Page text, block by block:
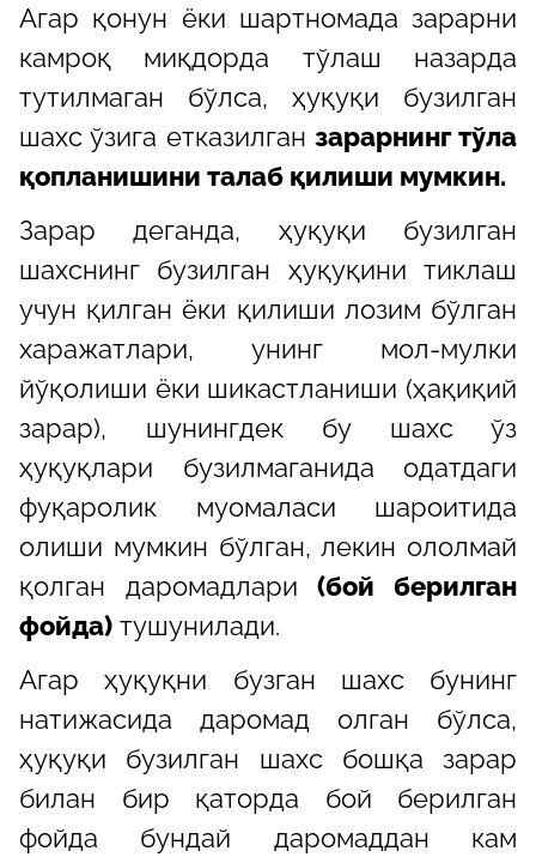
Агар қонун ёки шартномада зарарни
камроқ миқдорда тўлаш назарда
тутилмаган бўлса, ҳуқуқи бузилган
шахс ўзига етказилган зарарнинг тўла
қопланишини талаб қилиши мумкин.
Зарар деганда, ҳуқуқи бузилган
шахснинг бузилган ҳуқуқини тиклаш
учун қилган ёки қилиши лозим бўлган
харажатлари, унинг мол-мулки
йўқолиши ёки шикастланиши (ҳақиқий
зарар), шунингдек бу шахс ўз
ҳуқуқлари бузилмаганида одатдаги
фуқаролик муомаласи шароитида
олиши мумкин бўлган, лекин ололмай
қолган даромадлари(бой берилган
фойда) тушунилади.
Агар ҳуқуқни бузган шахс бунинг
натижасида даромад олган бўлса,
ҳуқуқи бузилган шахс бошқа зарар
билан бир қаторда бой берилган
фойда бундай даромаддан кам